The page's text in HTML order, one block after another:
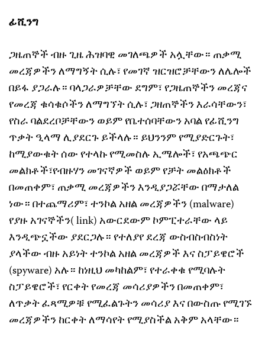
ፊሺንግ
ጋዜጠኞች ብዙ ጊዜ ሕዝባዊ መገለጫዎች አሏቸው። ጠቃሚ
መረጃዎችን ለማግኝት ሲሉ፣ የመገኛ ዝርዝሮቻቸውን ለሌሎች
በይፋ ያጋራሉ። ባላጋራዎቻቸው ደግም፣ የጋዜጠኞችን መረጃና
የመረጃ ቁሳቁሶችን ለማግኘት ሲሉ፣ ጋዘጠኞችን እራሳቸውን፣
የስራ ባልደረቦቻቸውን ወይም የቤተሰባቸውን አባል የፊሺንግ
ጥቃት ዒላማ ሊያደርጉ ይችላሉ። ይህንንም የሚያድርጉት፣
ከሚያውቁት ሰው የተላኩ የሚመስሉ ኢሜሎች፣ የአጫጭር
መልክቶች፣የብዙሃን መገናኛዎች ወይም የቻት መልዕክቶች
በመጠቀም፣ ጠቃሚ መረጃዎችን እንዲያጋሯቸው በማታለል
ነው። በተጨማሪም፣ ተንኮል አዘል መረጃዎችን (malware)
የያዙ አገናኞችን( link) አውርደውም ኮምፒተራቸው ላይ
እንዲጭኗችው ያደርጋሉ። የተለያየ ደረጃ ውስብስብስነት
ያላችው ብዙ አይነት ተንኮል አዘል መረጃዎች እና ስፓይዌሮች
(spyware) አሉ። ከነዚህ መካከልም፣ የተራቀቁ የሚባሉት
ስፓይዌሮች፣ የርቀት የመረጃ መሳሪያዎችን በመጠቀም፣
ለጥቃት ፈጻሚዎቹ የሚፈልጉትን መሳሪያ እና በውስጡ የሚገኙ
መረጃዎችን ከርቀት ለማሳየት የሚያስችል አቅም አላቸው።